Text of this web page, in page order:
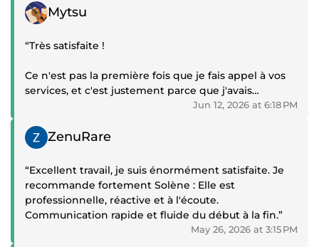
Positive review
Mytsu
“Très satisfaite !
Ce n'est pas la première fois que je fais appel à vos
services, et c'est justement parce que j'avais
beaucoup apprécié votre travail la première fois que
Merci pour votre disponibilité, votre gentillesse et
votre professionnalisme. Vous avez su retranscrire
mon parcours de façon claire et valorisante tout en
prenant en compte mes différents retours.
Je suis ravie du résultat et je n'hésiterai pas à vous
Jun 12, 2026 at 6:18 PM
Positive review
ZenuRare
“Excellent travail, je suis énormément satisfaite. Je
recommande fortement Solène : Elle est
professionnelle, réactive et à l'écoute.
Communication rapide et fluide du début à la fin.”
May 26, 2026 at 3:15 PM